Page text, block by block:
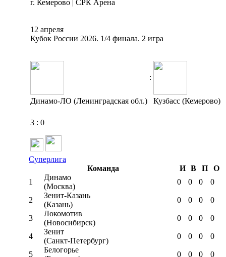
г. Кемерово | СРК Арена
12 апреля
Кубок России 2026. 1/4 финала. 2 игра
:
Динамо-ЛО (Ленинградская обл.) Кузбасс (Кемерово)
3 : 0
Суперлига
Команда
И В П
О
1
Динамо
(Москва)
0 0 0 0
2
Зенит-Казань
(Казань)
0 0 0 0
3
Локомотив
(Новосибирск)
0 0 0 0
4
Зенит
(Санкт-Петербург)
0 0 0 0
5
Белогорье
0 0 0 0